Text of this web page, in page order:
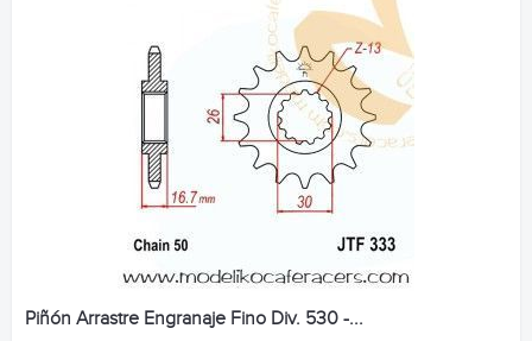
Piñón Arrastre Engranaje Fino Div. 530 -...